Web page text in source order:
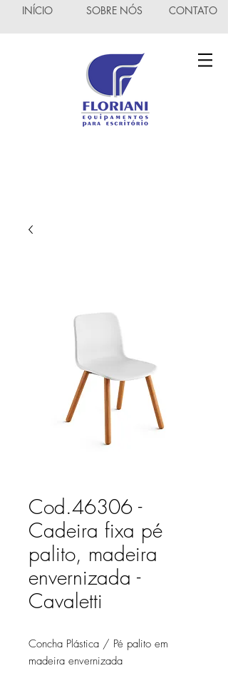
CONTATO
SOBRE NÓS
INÍCIO
Cod.46306 -
Cadeira fixa pé
palito, madeira
envernizada -
Cavaletti
Concha Plástica / Pé palito em
madeira envernizada